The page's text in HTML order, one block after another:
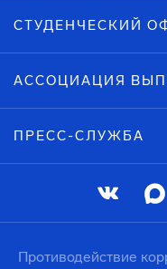
СТУДЕНЧЕСКИЙ
АССОЦИАЦИЯ
ПРЕСС-СЛУЖБА
Противодействие